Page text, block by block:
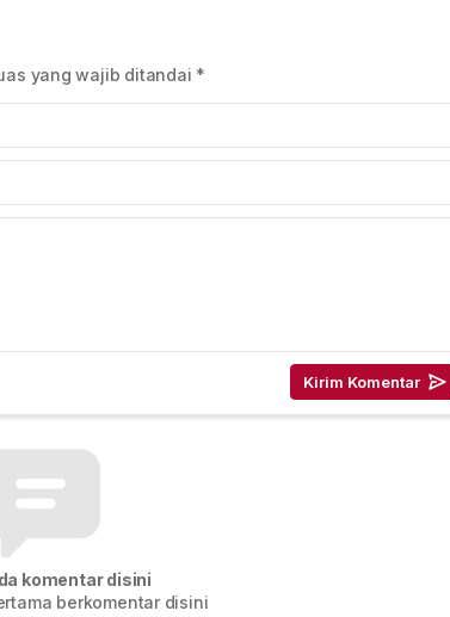
yang wajib ditandai *
komentar disini
berkomentar disini